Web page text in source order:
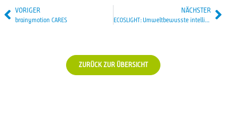
VORIGER
brainymotion CARES
NÄCHSTER
ECOSLIGHT: Umweltbewusste intelligente Beleuchtung – 8-wöchiger Kurs für Fachkräfte
ZURÜCK ZUR ÜBERSICHT